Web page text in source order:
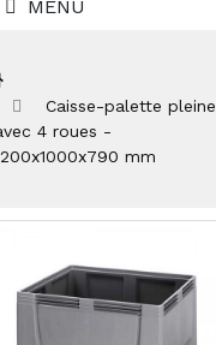
MENU
Caisse-palette pleine
4 roues -
mm